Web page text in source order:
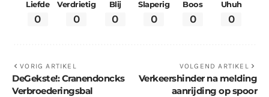
Liefde
0
Verdrietig
0
Blij
0
Slaperig
0
Boos
0
Uhuh
0
VORIG ARTIKEL
DeGekste!: Cranendoncks
Verbroederingsbal
VOLGEND ARTIKEL
Verkeershinder na melding
aanrijding op spoor